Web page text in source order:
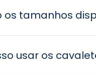
os tamanhos
usar os